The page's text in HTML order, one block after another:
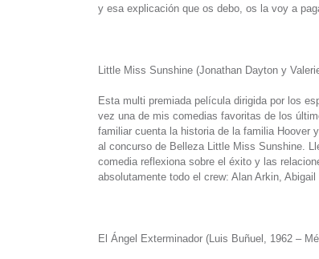
y esa explicación que os debo, os la voy a
Little Miss Sunshine (Jonathan Dayton y
Esta multi premiada película dirigida por los
vez una de mis comedias favoritas de los
familiar cuenta la historia de la familia Hoover
al concurso de Belleza Little Miss Sunshine.
comedia reflexiona sobre el éxito y las
absolutamente todo el crew: Alan Arkin,
El Ángel Exterminador (Luis Buñuel, 1962 –